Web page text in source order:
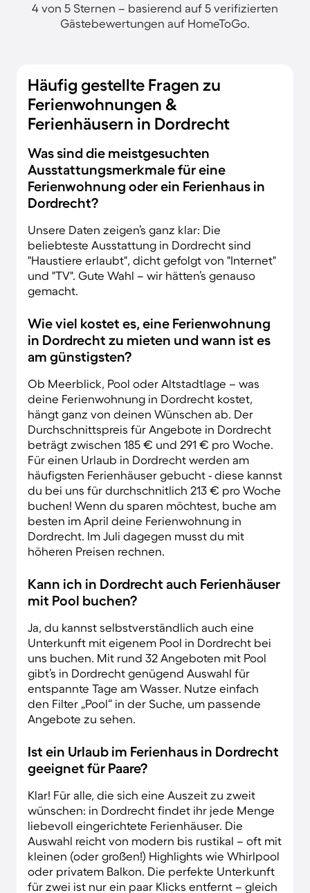
4 von 5 Sternen – basierend auf 5 verifizierten
Gästebewertungen auf HomeToGo.
Häufig gestellte Fragen zu
Ferienwohnungen &
Ferienhäusern in Dordrecht
Was sind die meistgesuchten
Ausstattungsmerkmale für eine
Ferienwohnung oder ein Ferienhaus in
Dordrecht?
Unsere Daten zeigen’s ganz klar: Die
beliebteste Ausstattung in Dordrecht sind
"Haustiere erlaubt", dicht gefolgt von "Internet"
und "TV". Gute Wahl – wir hätten’s genauso
gemacht.
Wie viel kostet es, eine Ferienwohnung
in Dordrecht zu mieten und wann ist es
am günstigsten?
Ob Meerblick, Pool oder Altstadtlage – was
deine Ferienwohnung in Dordrecht kostet,
hängt ganz von deinen Wünschen ab. Der
Durchschnittspreis für Angebote in Dordrecht
beträgt zwischen 185 € und 291 € pro Woche.
Für einen Urlaub in Dordrecht werden am
häufigsten Ferienhäuser gebucht - diese kannst
du bei uns für durchschnitlich 213 € pro Woche
buchen! Wenn du sparen möchtest, buche am
besten im April deine Ferienwohnung in
Dordrecht. Im Juli dagegen musst du mit
höheren Preisen rechnen.
Kann ich in Dordrecht auch Ferienhäuser
mit Pool buchen?
Ja, du kannst selbstverständlich auch eine
Unterkunft mit eigenem Pool in Dordrecht bei
uns buchen. Mit rund 32 Angeboten mit Pool
gibt’s in Dordrecht genügend Auswahl für
entspannte Tage am Wasser. Nutze einfach
den Filter „Pool“ in der Suche, um passende
Angebote zu sehen.
Ist ein Urlaub im Ferienhaus in Dordrecht
geeignet für Paare?
Klar! Für alle, die sich eine Auszeit zu zweit
wünschen: in Dordrecht findet ihr jede Menge
liebevoll eingerichtete Ferienhäuser. Die
Auswahl reicht von modern bis rustikal – oft mit
kleinen (oder großen!) Highlights wie Whirlpool
oder privatem Balkon. Die perfekte Unterkunft
für zwei ist nur ein paar Klicks entfernt – gleich